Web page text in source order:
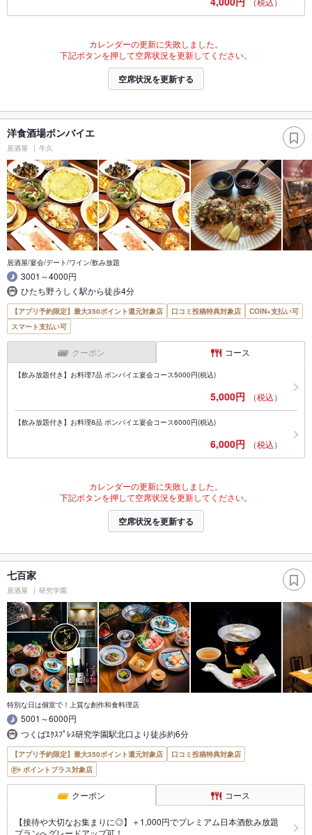
カレンダーの更新に失敗しました。
下記ボタンを押して空席状況を更新してください。
空席状況を更新する
洋食酒場ボンバイエ
居酒屋 牛久
居酒屋/宴会/デート/ワイン/飲み放題
3001～4000円
ひたち野うしく駅から徒歩4分
【アプリ予約限定】最大350ポイント還元対象店 口コミ投稿特典対象店
COIN+支払い可
スマート支払い可
クーポン コース
【飲み放題付き】お料理7品 ボンバイエ宴会コース5000円(税込)
5,000円 （税込）
【飲み放題付き】お料理8品 ボンバイエ宴会コース6000円(税込)
6,000円 （税込）
カレンダーの更新に失敗しました。
下記ボタンを押して空席状況を更新してください。
空席状況を更新する
七百家
居酒屋 研究学園
特別な日は個室で！上質な創作和食料理店
5001～6000円
つくばｴｸｽﾌﾟﾚｽ研究学園駅北口より徒歩約6分
【アプリ予約限定】最大350ポイント還元対象店
口コミ投稿特典対象店
ポイントプラス対象店
クーポン コース
【接待や大切なお集まりに◎】＋1,000円でプレミアム日本酒飲み放題